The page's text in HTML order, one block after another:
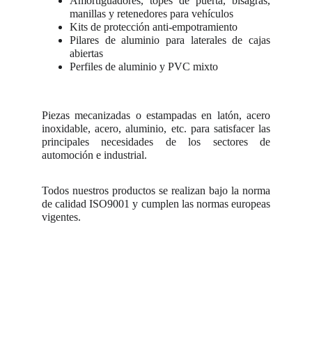
manillas y retenedores para vehículos
Kits de protección anti-empotramiento
Pilares de aluminio para laterales de cajas
abiertas
Perfiles de aluminio y PVC mixto
Piezas mecanizadas o estampadas en latón, acero
inoxidable, acero, aluminio, etc. para satisfacer las
principales necesidades de los sectores de
automoción e industrial.
Todos nuestros productos se realizan bajo la norma
de calidad ISO9001 y cumplen las normas europeas
vigentes.